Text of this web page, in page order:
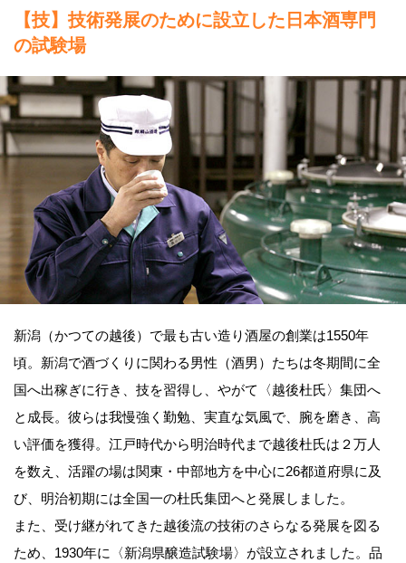
【技】技術発展のために設立した日本酒専門
の試験場
新潟（かつての越後）で最も古い造り酒屋の創業は1550年
頃。新潟で酒づくりに関わる男性（酒男）たちは冬期間に全
国へ出稼ぎに行き、技を習得し、やがて〈越後杜氏〉集団へ
と成長。彼らは我慢強く勤勉、実直な気風で、腕を磨き、高
い評価を獲得。江戸時代から明治時代まで越後杜氏は２万人
を数え、活躍の場は関東・中部地方を中心に26都道府県に及
び、明治初期には全国一の杜氏集団へと発展しました。
また、受け継がれてきた越後流の技術のさらなる発展を図る
ため、1930年に〈新潟県醸造試験場〉が設立されました。品